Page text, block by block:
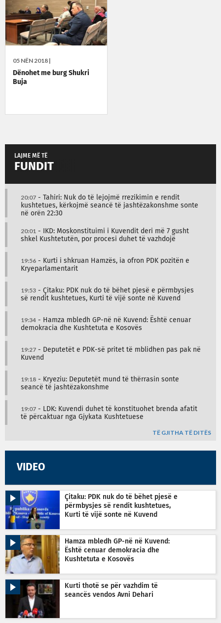
05 NËN 2018 |
Dënohet me burg Shukri
Buja
LAJME MË TË
FUNDIT
20:07 - Tahiri: Nuk do të lejojmë rrezikimin e rendit
kushtetues, kërkojmë seancë të jashtëzakonshme sonte
në orën 22:30
20:01 - IKD: Moskonstituimi i Kuvendit deri më 7 gusht
shkel Kushtetutën, por procesi duhet të vazhdojë
19:56 - Kurti i shkruan Hamzës, ia ofron PDK pozitën e
Kryeparlamentarit
19:53 - Çitaku: PDK nuk do të bëhet pjesë e përmbysjes
së rendit kushtetues, Kurti të vijë sonte në Kuvend
19:34 - Hamza mbledh GP-në në Kuvend: Është cenuar
demokracia dhe Kushtetuta e Kosovës
19:27 - Deputetët e PDK-së pritet të mblidhen pas pak në
Kuvend
19:18 - Kryeziu: Deputetët mund të thërrasin sonte
seancë të jashtëzakonshme
19:07 - LDK: Kuvendi duhet të konstituohet brenda afatit
të përcaktuar nga Gjykata Kushtetuese
TË GJITHA TË DITËS
VIDEO
Çitaku: PDK nuk do të bëhet pjesë e
përmbysjes së rendit kushtetues,
Kurti të vijë sonte në Kuvend
Hamza mbledh GP-në në Kuvend:
Është cenuar demokracia dhe
Kushtetuta e Kosovës
Kurti thotë se për vazhdim të
seancës vendos Avni Dehari